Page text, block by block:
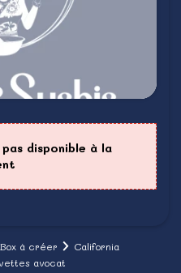
disponible à la
Box à créer
California
avocat